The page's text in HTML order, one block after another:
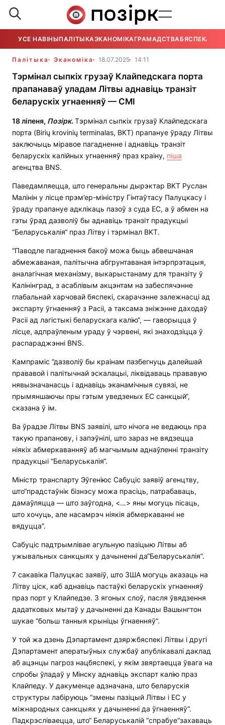
УСЕ НАВІНЫПАЛІТЫКАЭКАНОМІКАГРАМАДСТВАБЯСПЕКА
Палітыка Эканоміка 18.07.2025 14:11
Тэрмінал сыпкіх грузаў Клайпедскага порта
прапанаваў уладам Літвы аднавіць транзіт
беларускіх угнаенняў — СМІ
18 ліпеня, Позірк. Тэрмінал сыпкіх грузаў Клайпедскага
порта (Birių krovinių terminalas, BKT) прапануе ўраду Літвы
заключыць міравое пагадненне і аднавіць транзіт
беларускіх калійных угнаенняў праз краіну, піша
агенцтва BNS.
Паведамляецца, што генеральны дырэктар BKT Руслан
Малінін у лісце прэм’ер-міністру Гінтаўтасу Палуцкасу і
ўраду прапануе адклікаць пазоў з суда ЕС, а ў абмен на
гэты ўрад дазволіў бы аднавіць транзіт прадукцыі
“Беларуськалія“ праз Літву і тэрмінал BKT.
“Паводле пагаднення бакоў можа быць абвешчаная
абмежаваная, палітычна абгрунтаваная інтэрпрэтацыя,
аналагічная механізму, выкарыстанаму для транзіту ў
Калінінград, з асаблівым акцэнтам на забеспячэнне
глабальнай харчовай бяспекі, скарачэнне залежнасці ад
экспарту ўгнаенняў з Расіі, а таксама зніжэнне даходаў
Расіі ад лагістыкі беларускага калію“, — гаворыцца ў
лісце, адпраўленым ураду ў чэрвені, які знаходзіцца ў
распараджэнні BNS.
Кампраміс “дазволіў бы краінам пазбегнуць далейшай
прававой і палітычнай эскалацыі, ліквідаваць прававую
нявызначанасць і аднавіць эканамічныя сувязі, не
прымяншаючы пры гэтым уведзеных ЕС санкцый“,
сказана ў ім.
Ва ўрадзе Літвы BNS заявілі, што нічога не ведаюць пра
такую прапанову, і запэўнілі, што зараз не вядзецца
ніякіх абмеркаванняў аб магчымым аднаўленні транзіту
прадукцыі “Беларуськалія“.
Міністр транспарту Эўгеніюс Сабуціс заявіў агенцтву,
што“прадстаўнік бізнэсу можа прасіць, патрабаваць,
дамаўляцца — што заўгодна, <…> яны могуць пісаць,
што хочуць, але насамрэч ніякія абмеркаванні не
вядуцца”.
Сабуціс падтрымлівае агульную пазіцыю Літвы аб
ужывальных санкцыях у дачыненні да“Беларуськалія”.
7 сакавіка Палуцкас заявіў, што ЗША могуць аказаць на
Літву ціск, каб аднавіць пастаўкі беларускіх угнаенняў
праз порт у Клайпедзе. З ягоных слоў, пасля ўвядзення
дадатковых мытаў у дачыненні да Канады Вашынгтон
шукае “больш танныя крыніцы ўгнаенняў”.
У той жа дзень Дэпартамент дзяржбяспекі Літвы і другі
Дэпартамент аператыўных службаў апублікавалі даклад
аб ацэнцы пагроз нацбяспекі, у якім звяртаецца ўвага на
спробы ўладаў у Мінску аднавіць экспарт калію праз
Клайпеду. У дакуменце адзначана, што беларускія
структуры лабіруюць “змены пазіцый Літвы і ЕС у
міжнародных санкцыях у дачыненні да ўгнаенняў“.
Падкрэсліваецца, што“ Беларуськалій “спрабуе“захаваць